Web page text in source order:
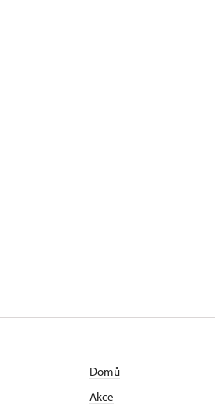
Domů
Akce